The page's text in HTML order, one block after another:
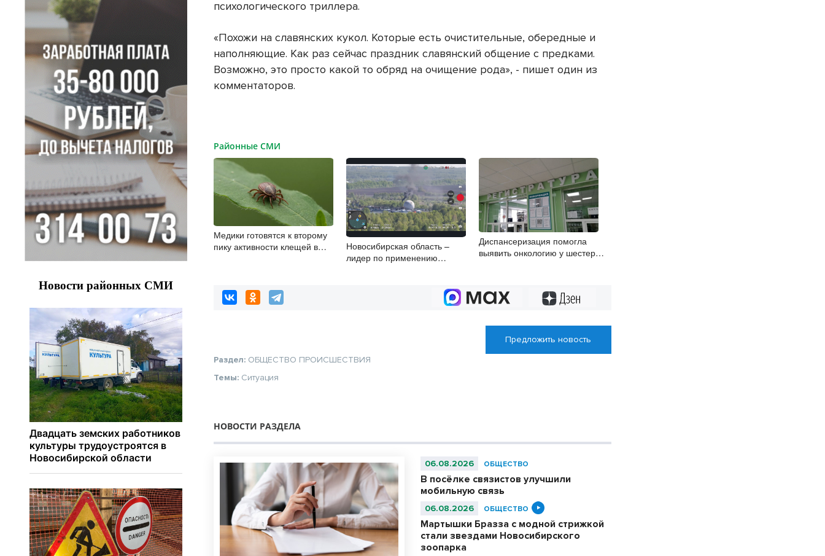
психологического триллера.
«Похожи на славянских кукол. Которые есть очистительные, обередные и
наполняющие. Как раз сейчас праздник славянский общение с предками.
Возможно, это просто какой то обряд на очищение рода», - пишет один из
комментаторов.
Районные СМИ
Медики готовятся к второму
пику активности клещей в
Новосибирская область –
лидер по применению
Диспансеризация помогла
выявить онкологию у шестерых
Предложить новость
Раздел: ОБЩЕСТВО ПРОИСШЕСТВИЯ
Темы: Ситуация
НОВОСТИ РАЗДЕЛА
06.08.2026 ОБЩЕСТВО
В посёлке связистов улучшили
мобильную связь
06.08.2026 ОБЩЕСТВО
Мартышки Бразза с модной стрижкой
стали звездами Новосибирского
зоопарка